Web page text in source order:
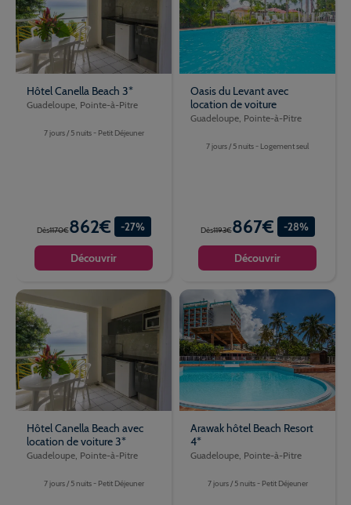
Hôtel Canella Beach 3*
Guadeloupe, Pointe-à-Pitre
7 jours / 5 nuits - Petit Déjeuner
Dès1170€862€ -27%
Découvrir
Oasis du Levant avec
location de voiture
Guadeloupe, Pointe-à-Pitre
7 jours / 5 nuits - Logement seul
Dès1193€867€ -28%
Découvrir
Hôtel Canella Beach avec
location de voiture 3*
Guadeloupe, Pointe-à-Pitre
7 jours / 5 nuits - Petit Déjeuner
Arawak hôtel Beach Resort
4*
Guadeloupe, Pointe-à-Pitre
7 jours / 5 nuits - Petit Déjeuner